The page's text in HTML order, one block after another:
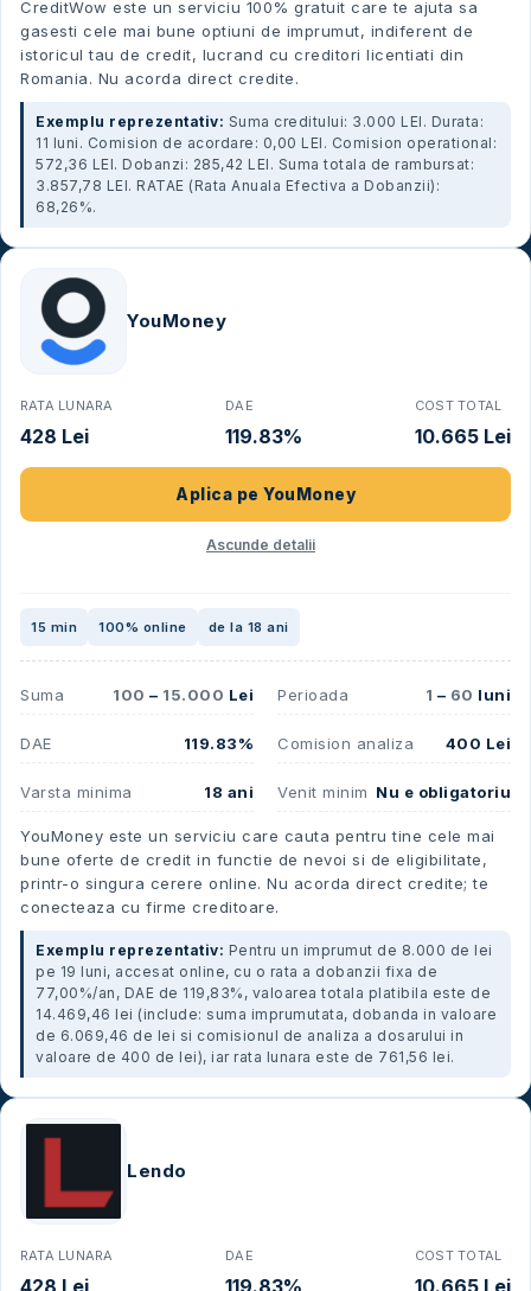
CreditWow este un serviciu 100% gratuit care te ajuta sa
gasesti cele mai bune optiuni de imprumut, indiferent de
istoricul tau de credit, lucrand cu creditori licentiati din
Romania. Nu acorda direct credite.
Exemplu reprezentativ: Suma creditului: 3.000 LEI. Durata:
11 luni. Comision de acordare: 0,00 LEI. Comision operational:
572,36 LEI. Dobanzi: 285,42 LEI. Suma totala de rambursat:
3.857,78 LEI. RATAE (Rata Anuala Efectiva a Dobanzii):
68,26%.
YouMoney
RATA LUNARA
428 Lei
DAE
119.83%
COST TOTAL
10.665 Lei
Aplica pe YouMoney
Ascunde detalii
15 min 100% online de la 18 ani
Suma 100 – 15.000 Lei Perioada 1 – 60 luni
DAE 119.83% Comision analiza 400 Lei
Varsta minima 18 ani Venit minim Nu e obligatoriu
YouMoney este un serviciu care cauta pentru tine cele mai
bune oferte de credit in functie de nevoi si de eligibilitate,
printr-o singura cerere online. Nu acorda direct credite; te
conecteaza cu firme creditoare.
Exemplu reprezentativ: Pentru un imprumut de 8.000 de lei
pe 19 luni, accesat online, cu o rata a dobanzii fixa de
77,00%/an, DAE de 119,83%, valoarea totala platibila este de
14.469,46 lei (include: suma imprumutata, dobanda in valoare
de 6.069,46 de lei si comisionul de analiza a dosarului in
valoare de 400 de lei), iar rata lunara este de 761,56 lei.
Lendo
RATA LUNARA
428 Lei
DAE
119.83%
COST TOTAL
10.665 Lei